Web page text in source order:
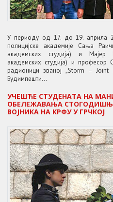
У периоду од 17. до 19. априла
полицијске академије Сања
академских студија) и Мајер
академских студија) и професор
радионици званој „Storm –
Будимпешти...
УЧЕШЋЕ СТУДЕНАТА НА
ОБЕЛЕЖАВАЊА
ВОЈНИКА НА КРФУ У ГРЧКОЈ